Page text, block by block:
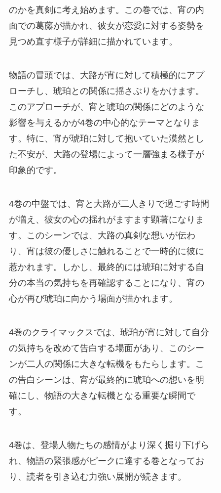
のかを真剣に考え始めます。この巻では、宵の内
面での葛藤が描かれ、彼女が恋愛に対する姿勢を
見つめ直す様子が詳細に描かれています。
物語の冒頭では、大路が宵に対して積極的にアプ
ローチし、琥珀との関係に揺さぶりをかけます。
このアプローチが、宵と琥珀の関係にどのような
影響を与えるかが4巻の中心的なテーマとなりま
す。特に、宵が琥珀に対して抱いていた漠然とし
た不安が、大路の登場によって一層強まる様子が
印象的です。
4巻の中盤では、宵と大路が二人きりで過ごす時間
が増え、彼女の心の揺れがますます顕著になりま
す。このシーンでは、大路の真剣な想いが伝わ
り、宵は彼の優しさに触れることで一時的に彼に
惹かれます。しかし、最終的には琥珀に対する自
分の本当の気持ちを再確認することになり、宵の
心が再び琥珀に向かう場面が描かれます。
4巻のクライマックスでは、琥珀が宵に対して自分
の気持ちを改めて告白する場面があり、このシー
ンが二人の関係に大きな転機をもたらします。こ
の告白シーンは、宵が最終的に琥珀への想いを明
確にし、物語の大きな転機となる重要な瞬間で
す。
4巻は、登場人物たちの感情がより深く掘り下げら
れ、物語の緊張感がピークに達する巻となってお
り、読者を引き込む力強い展開が続きます。